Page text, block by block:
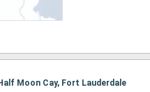
Moon Cay, Fort Lauderdale